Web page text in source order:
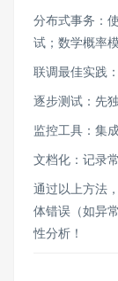
分布式事务：
试；数学概率
联调最佳实践：
逐步测试：先
监控工具：集
文档化：记录
通过以上方法
体错误（如异
性分析！